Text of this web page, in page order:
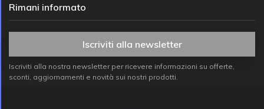
Rimani informato
Iscriviti alla newsletter
Iscriviti alla nostra newsletter per ricevere informazioni su offerte,
sconti, aggiornamenti e novità sui nostri prodotti.